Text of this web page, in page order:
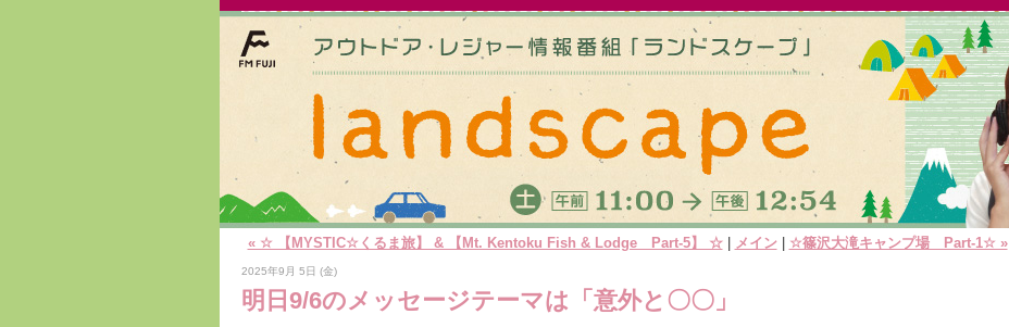
« ☆ 【MYSTIC☆くるま旅】 & 【Mt. Kentoku Fish & Lodge Part-5】 ☆| メイン| ☆篠沢大滝キャンプ場 Part-1☆ »
2025年9月 5日 (金)
明日9/6のメッセージテーマは「意外と〇〇」